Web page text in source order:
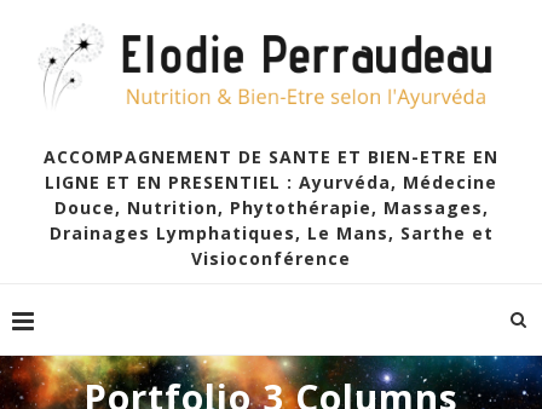
ACCOMPAGNEMENT DE SANTE ET BIEN-ETRE EN
LIGNE ET EN PRESENTIEL : Ayurvéda, Médecine
Douce, Nutrition, Phytothérapie, Massages,
Drainages Lymphatiques, Le Mans, Sarthe et
Visioconférence
Portfolio 3 Columns